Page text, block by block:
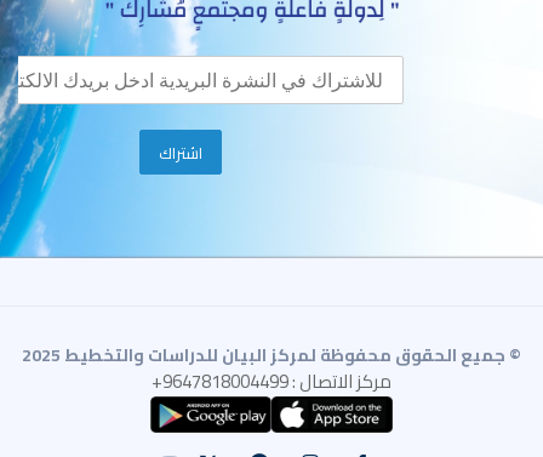
© جميع الحقوق محفوظة لمركز البيان للدراسات والتخطيط 2025
مركز الاتصال : 9647818004499+